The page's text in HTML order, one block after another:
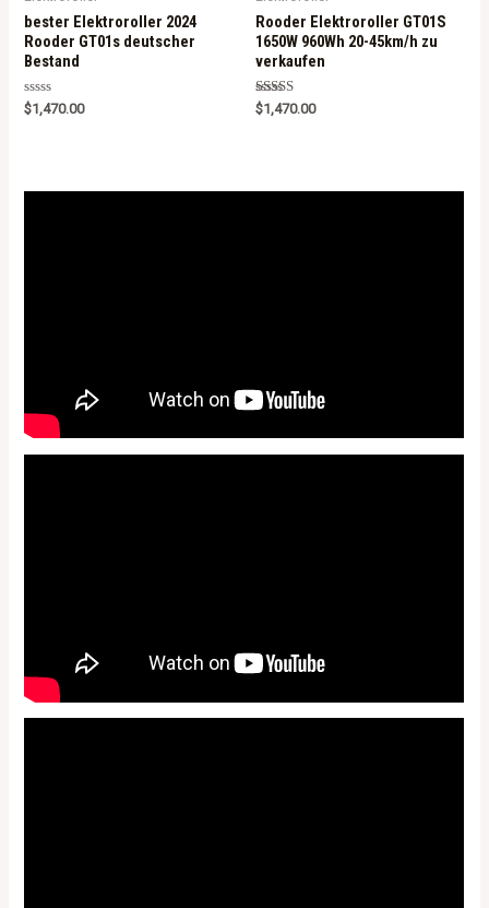
bester Elektroroller 2024
Rooder GT01s deutscher
Bestand
R
a
$1,470.00
Rooder Elektroroller GT01S
1650W 960Wh 20-45km/h zu
verkaufen
Rated
5.00
$1,470.00